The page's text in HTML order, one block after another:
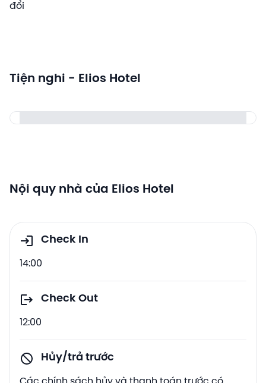
đổi
Tiện nghi - Elios Hotel
Nội quy nhà của Elios Hotel
Check In
14:00
Check Out
12:00
Hủy/trả trước